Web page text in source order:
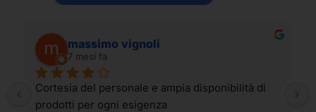
massimo vignoli
7 mesi fa
Cortesia del personale e ampia disponibilità di
prodotti per ogni esigenza